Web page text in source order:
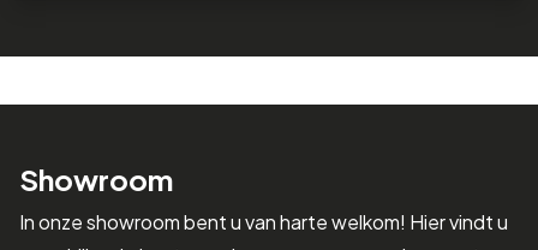
Showroom
In onze showroom bent u van harte welkom! Hier vindt u